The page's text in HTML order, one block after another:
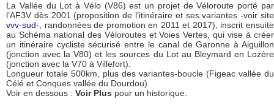
La Vallée du Lot à Vélo (V86) est un projet de Véloroute porté par
l’AF3V dès 2001 (proposition de l’itinéraire et ses variantes -voir site
vvv-sud-, randonnées de promotion en 2011 et 2017), inscrit ensuite
au Schéma national des Véloroutes et Voies Vertes, qui vise à créer
un itinéraire cycliste sécurisé entre le canal de Garonne à Aiguillon
(jonction avec la V80) et les sources du Lot au Bleymard en Lozère
(jonction avec la V70 à Villefort).
Longueur totale 500km, plus des variantes-boucle (Figeac vallée du
Célé et Conques vallée du Dourdou).
Voir en dessous : Voir Plus pour un historique.